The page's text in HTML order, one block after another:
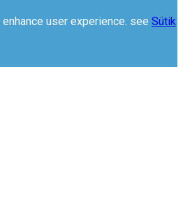
user experience. see Sütik